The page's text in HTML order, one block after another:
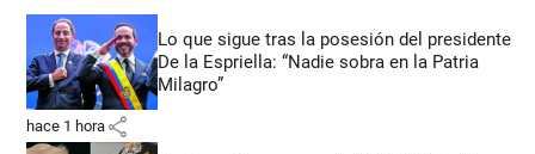
Lo que sigue tras la posesión del presidente
De la Espriella: “Nadie sobra en la Patria
Milagro”
hace 1 hora share